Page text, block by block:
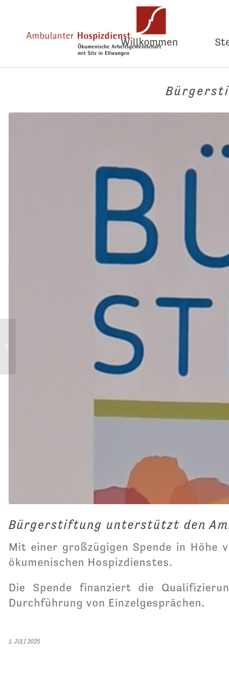
Willkommen
Bürgerstiftung unterstützt den
Mit einer großzügigen Spende in
ökumenischen Hospizdienstes.
Die Spende finanziert die
Durchführung von Einzelgesprächen.
1. JULI 2025